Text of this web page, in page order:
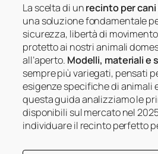
La scelta di unrecinto per
una soluzione fondamentale
sicurezza, libertà di
protetto ai nostri animali
all’aperto. Modelli, materiali e
sempre più variegati, pensati
esigenze specifiche di animali
questa guida analizziamo le
disponibili sul mercato nel
individuare il recinto perfetto